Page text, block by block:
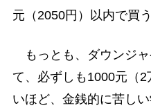
元（2050円）以内で買
もっとも、ダウンジ
て、必ずしも1000元（
いほど、金銭的に苦し